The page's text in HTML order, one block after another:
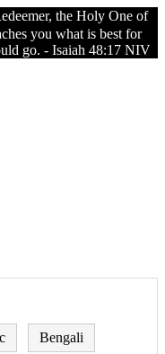
the Holy One of
you what is best for
go. - Isaiah 48:17 NIV
Bengali